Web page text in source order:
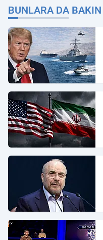
BUNLARA DA BAKIN